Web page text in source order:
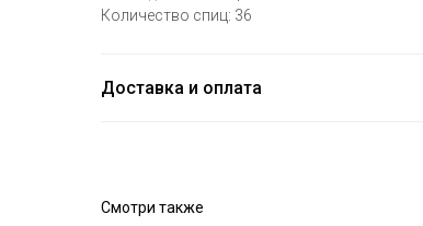
Количество спиц: 36
Доставка и оплата
Смотри также